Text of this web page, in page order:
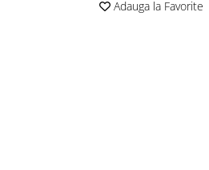
Adauga la Favorite